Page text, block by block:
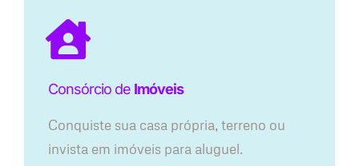
Consórcio de Imóveis
Conquiste sua casa própria, terreno ou
invista em imóveis para aluguel.